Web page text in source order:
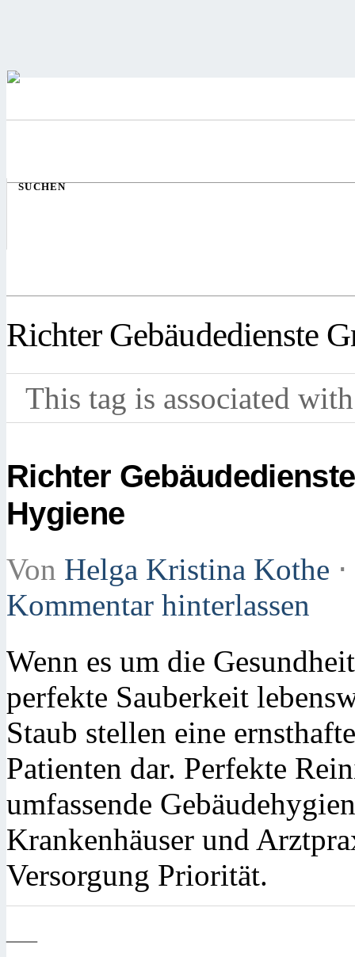
SUCHEN
Richter Gebäudedienste
This tag is associated
Richter
Hygiene
Von Helga Kristina Kothe ⋅
Kommentar hinterlassen
Wenn es um die
perfekte Sauberkeit
Staub stellen eine
Patienten dar. Perfekte
umfassende
Krankenhäuser und
Versorgung Priorität.
—